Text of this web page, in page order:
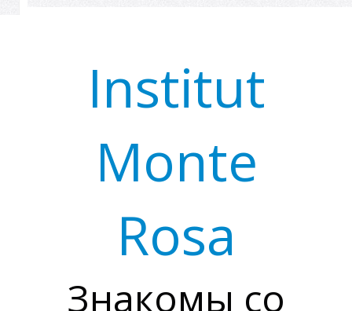
Institut
Monte
Rosa
Знакомы со